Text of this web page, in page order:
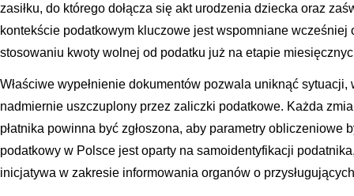
zasiłku, do którego dołącza się akt urodzenia dziecka oraz
kontekście podatkowym kluczowe jest wspomniane
stosowaniu kwoty wolnej od podatku już na etapie
Właściwe wypełnienie dokumentów pozwala uniknąć sytuacji,
nadmiernie uszczuplony przez zaliczki podatkowe. Każda
płatnika powinna być zgłoszona, aby parametry obliczeniowe
podatkowy w Polsce jest oparty na samoidentyfikacji
inicjatywa w zakresie informowania organów o